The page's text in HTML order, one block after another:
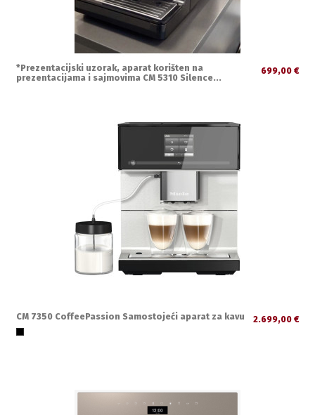
*Prezentacijski uzorak, aparat korišten na
prezentacijama i sajmovima CM 5310 Silence...
699,00 €
CM 7350 CoffeePassion Samostojeći aparat za kavu 2.699,00 €